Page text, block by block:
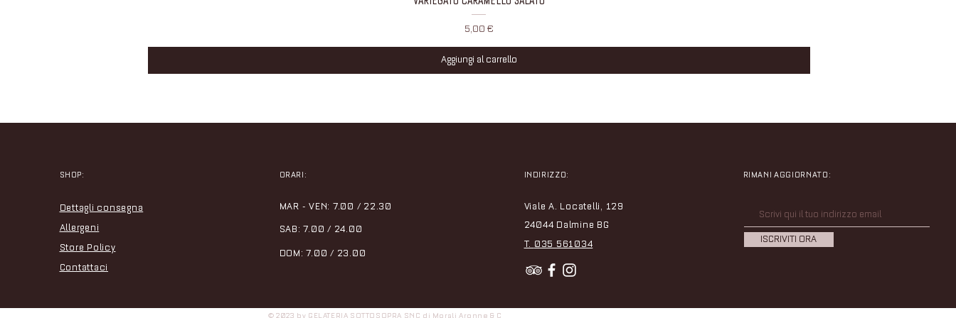
Prezzo
5,00 €
Aggiungi al carrello
© 2023 by GELATERIA SOTTOSOPRA SNC di Morali Aronne & C
SHOP:
Dettagli consegna
Allergeni
Store Policy
Contattaci
ORARI:
MAR - VEN: 7.00 / 22.30
SAB: 7.00 / 24.00
DOM: 7.00 / 23.00
INDIRIZZO:
Viale A. Locatelli, 129
24044 Dalmine BG
T. 035 561034
RIMANI AGGIORNATO:
ISCRIVITI ORA